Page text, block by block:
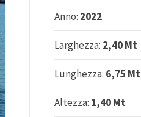
Anno: 2022
Larghezza: 2,40 Mt
Lunghezza: 6,75 Mt
Altezza: 1,40 Mt